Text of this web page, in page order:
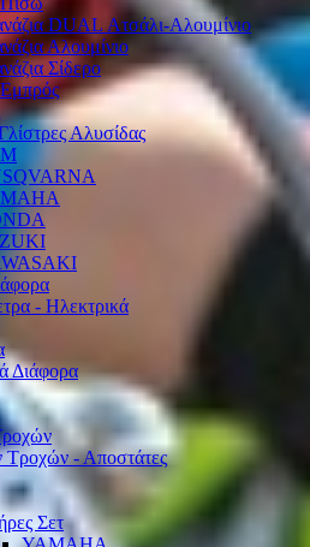
DUAL Ατσάλι-Αλουμίνιο
Αλουμίνιο
Σίδερο
Αλυσίδας
- Ηλεκτρικά
Διάφορα
Τροχών - Αποστάτες
Σετ